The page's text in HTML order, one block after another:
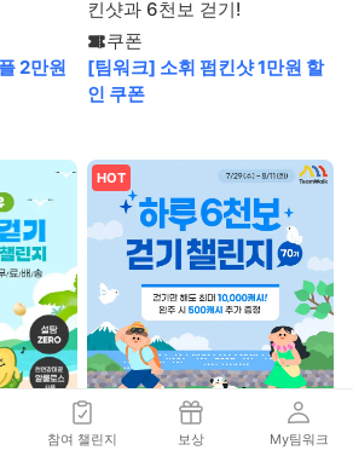
2만원
킨샷과 6천보 걷기!
쿠폰
[팀워크] 소휘 펌킨샷 1만원 할
인 쿠폰
HOT
참여 챌린지 보상 My팀워크